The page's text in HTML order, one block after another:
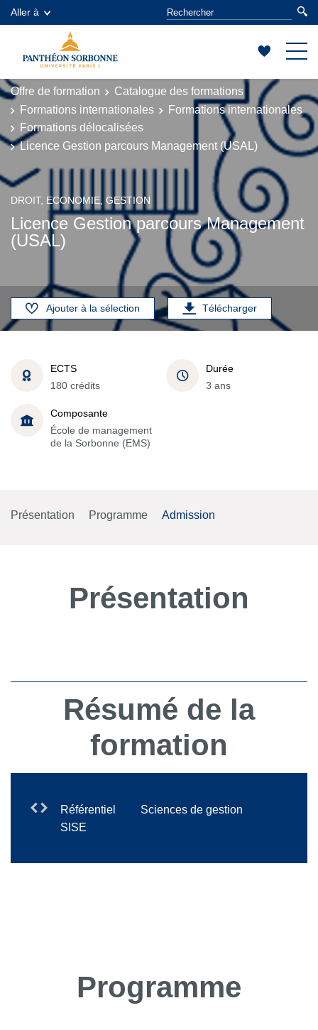
Aller à
Offre de formation
Catalogue des formations
Formations internationales
Formations internationales
Formations délocalisées
Licence Gestion parcours Management (USAL)
DROIT, ECONOMIE, GESTION
Licence Gestion parcours Management
(USAL)
Ajouter à la sélection Télécharger
ECTS
180 crédits
Durée
3 ans
Composante
École de management
de la Sorbonne (EMS)
Présentation Programme Admission
Présentation
Résumé de la
formation
Référentiel
SISE
Sciences de gestion
Programme